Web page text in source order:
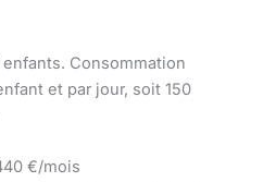
Consommation
et par jour, soit 150
€/mois